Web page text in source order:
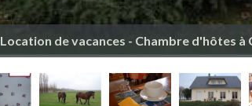
Location de vacances - Chambre d'hôtes